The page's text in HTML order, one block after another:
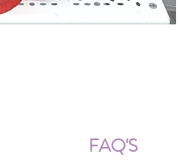
FAQ'S